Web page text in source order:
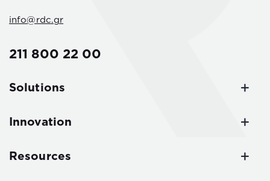
info@rdc.gr
211 800 22 00
Solutions
Innovation
Resources